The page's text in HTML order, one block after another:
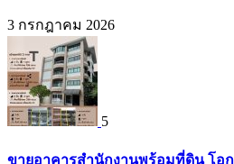
3 กรกฎาคม 2026
5
ขายอาคารสำนักงานพร้อมที่ดิน โอ